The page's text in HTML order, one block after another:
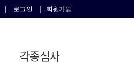
로그인 회원가입
각종심사